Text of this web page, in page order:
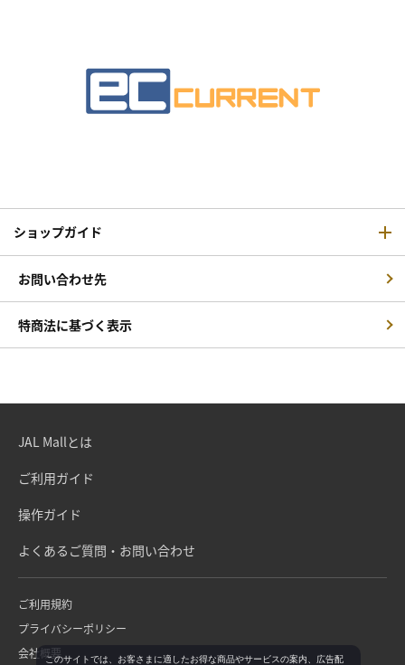
ショップガイド
お問い合わせ先
特商法に基づく表示
JAL Mallとは
ご利用ガイド
操作ガイド
よくあるご質問・お問い合わせ
ご利用規約
プライバシーポリシー
会社概要このサイトでは、お客さまに適したお得な商品やサービスの案内、広告配